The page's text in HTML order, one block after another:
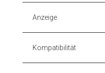
Anzeige
Kompatibilität